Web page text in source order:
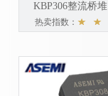
KBP306整流桥堆
热卖指数：